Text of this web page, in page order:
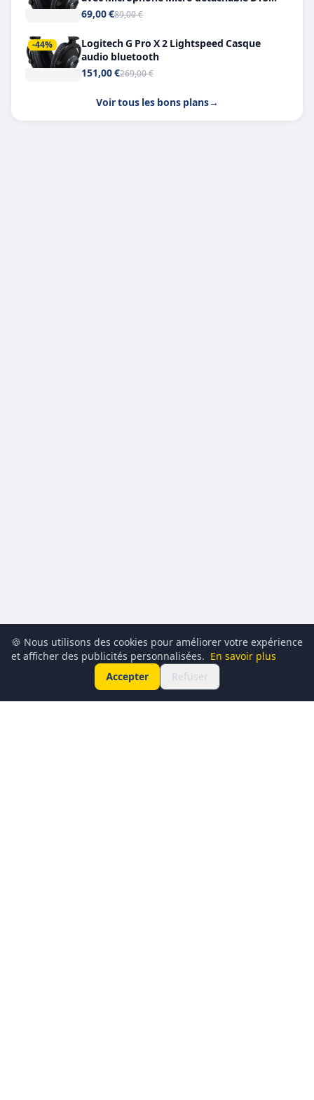
Headphone X 7.1
69,00 €89,00 €
-44%
Logitech G Pro X 2 Lightspeed Casque
audio bluetooth
151,00 €269,00 €
Voir tous les bons plans→
🍪 Nous utilisons des cookies pour améliorer votre expérience
et afficher des publicités personnalisées. En savoir plus
Accepter
Refuser